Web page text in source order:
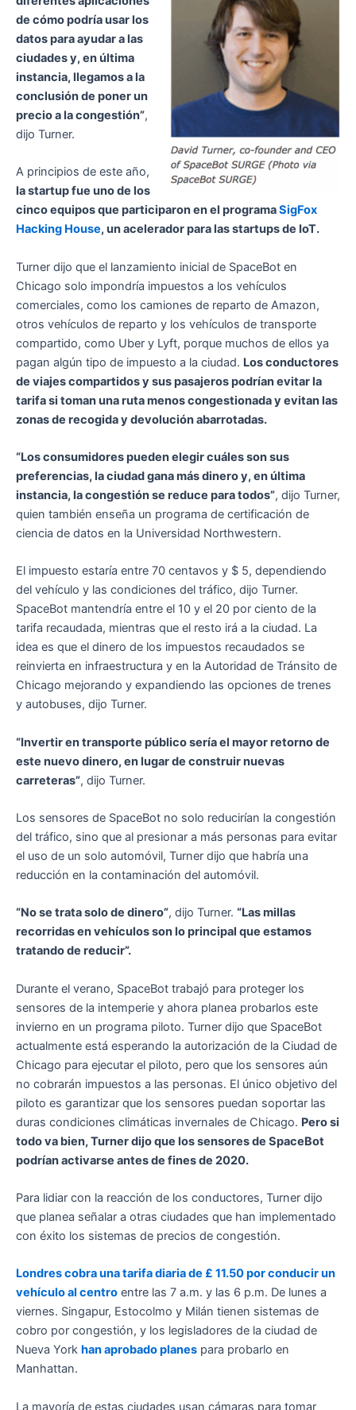
de cómo podría usar los
datos para ayudar a las
ciudades y, en última
instancia, llegamos a la
conclusión de poner un
precio a la congestión”,
dijo Turner.
A principios de este año,
la startup fue uno de los
cinco equipos que participaron en el programaSigFox
Hacking House, un acelerador para las startups de IoT.
Turner dijo que el lanzamiento inicial de SpaceBot en
Chicago solo impondría impuestos a los vehículos
comerciales, como los camiones de reparto de Amazon,
otros vehículos de reparto y los vehículos de transporte
compartido, como Uber y Lyft, porque muchos de ellos ya
pagan algún tipo de impuesto a la ciudad. Los conductores
de viajes compartidos y sus pasajeros podrían evitar la
tarifa si toman una ruta menos congestionada y evitan las
zonas de recogida y devolución abarrotadas.
“Los consumidores pueden elegir cuáles son sus
preferencias, la ciudad gana más dinero y, en última
instancia, la congestión se reduce para todos”, dijo Turner,
quien también enseña un programa de certificación de
ciencia de datos en la Universidad Northwestern.
El impuesto estaría entre 70 centavos y $ 5, dependiendo
del vehículo y las condiciones del tráfico, dijo Turner.
SpaceBot mantendría entre el 10 y el 20 por ciento de la
tarifa recaudada, mientras que el resto irá a la ciudad. La
idea es que el dinero de los impuestos recaudados se
reinvierta en infraestructura y en la Autoridad de Tránsito de
Chicago mejorando y expandiendo las opciones de trenes
y autobuses, dijo Turner.
“Invertir en transporte público sería el mayor retorno de
este nuevo dinero, en lugar de construir nuevas
carreteras”, dijo Turner.
Los sensores de SpaceBot no solo reducirían la congestión
del tráfico, sino que al presionar a más personas para evitar
el uso de un solo automóvil, Turner dijo que habría una
reducción en la contaminación del automóvil.
“No se trata solo de dinero”, dijo Turner. “Las millas
recorridas en vehículos son lo principal que estamos
tratando de reducir”.
Durante el verano, SpaceBot trabajó para proteger los
sensores de la intemperie y ahora planea probarlos este
invierno en un programa piloto. Turner dijo que SpaceBot
actualmente está esperando la autorización de la Ciudad de
Chicago para ejecutar el piloto, pero que los sensores aún
no cobrarán impuestos a las personas. El único objetivo del
piloto es garantizar que los sensores puedan soportar las
duras condiciones climáticas invernales de Chicago. Pero si
todo va bien, Turner dijo que los sensores de SpaceBot
podrían activarse antes de fines de 2020.
Para lidiar con la reacción de los conductores, Turner dijo
que planea señalar a otras ciudades que han implementado
con éxito los sistemas de precios de congestión.
Londres cobra una tarifa diaria de £ 11.50 por conducir un
vehículo al centro entre las 7 a.m. y las 6 p.m. De lunes a
viernes. Singapur, Estocolmo y Milán tienen sistemas de
cobro por congestión, y los legisladores de la ciudad de
Nueva York han aprobado planes para probarlo en
Manhattan.
La mayoría de estas ciudades usan cámaras para tomar